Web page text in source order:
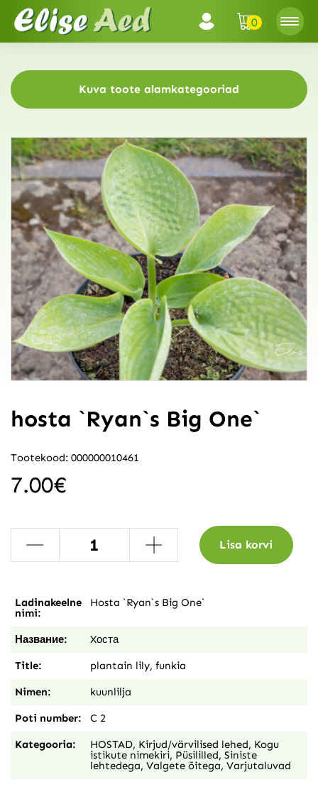
0
Kuva toote alamkategooriad
hosta `Ryan`s Big One`
Tootekood: 000000010461
7.00€
- + Lisa korvi
Ladinakeelne
nimi:
Hosta `Ryan`s Big One`
Название: Xоста
Title: plantain lily, funkia
Nimen: kuunlilja
Poti number: C 2
Kategooria: HOSTAD, Kirjud/värvilised lehed, Kogu
istikute nimekiri, Püsililled, Siniste
lehtedega, Valgete õitega, Varjutaluvad